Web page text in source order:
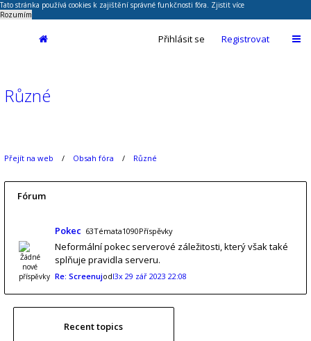
Tato stránka používá cookies k zajištění správné funkčnosti fóra. Zjistit více
Rozumím
Přihlásit se Registrovat
Různé
Přejít na web Obsah fóra Různé
Fórum
Pokec 63Témata1090Příspěvky
Neformální pokec serverové záležitosti, který však také
splňuje pravidla serveru.
Re: Screenujodl3x 29 zář 2023 22:08
Recent topics